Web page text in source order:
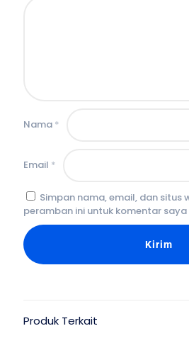
Nama *
Email *
Simpan nama, email, dan situs
peramban ini untuk komentar
Produk Terkait